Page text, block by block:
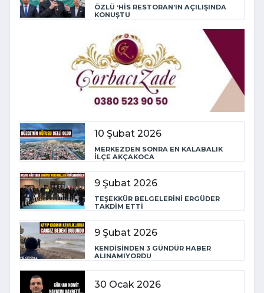
ÖZLÜ ‘HİS RESTORAN’IN AÇILIŞINDA
KONUŞTU
10 Şubat 2026
MERKEZDEN SONRA EN KALABALIK
İLÇE AKÇAKOCA
9 Şubat 2026
TEŞEKKÜR BELGELERİNİ ERGÜDER
TAKDİM ETTİ
9 Şubat 2026
KENDİSİNDEN 3 GÜNDÜR HABER
ALINAMIYORDU
30 Ocak 2026